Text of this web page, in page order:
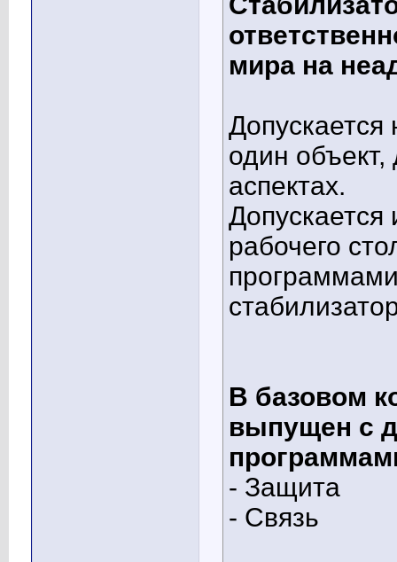
мира на
Допускается
один
аспектах.
Допускается
рабочего
В базовом
выпущен с
- Защита
- Связь